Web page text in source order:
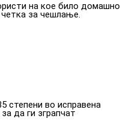
на кое било домашно
за чешлање.
степени во исправена
да ги зграпчат